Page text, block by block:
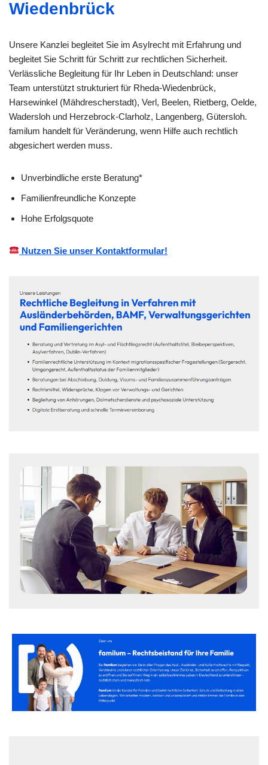
Wiedenbrück
Unsere Kanzlei begleitet Sie im Asylrecht mit Erfahrung und
begleitet Sie Schritt für Schritt zur rechtlichen Sicherheit.
Verlässliche Begleitung für Ihr Leben in Deutschland: unser
Team unterstützt strukturiert für Rheda-Wiedenbrück,
Harsewinkel (Mähdrescherstadt), Verl, Beelen, Rietberg, Oelde,
Wadersloh und Herzebrock-Clarholz, Langenberg, Gütersloh.
familum handelt für Veränderung, wenn Hilfe auch rechtlich
abgesichert werden muss.
Unverbindliche erste Beratung*
Familienfreundliche Konzepte
Hohe Erfolgsquote
Nutzen Sie unser Kontaktformular!